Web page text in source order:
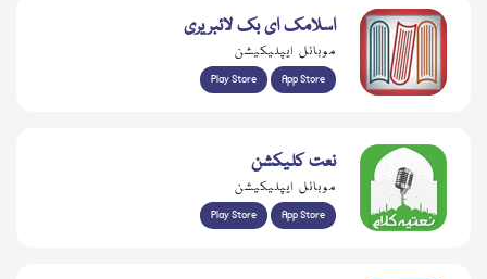
اسلامک ای بک لائبریری
موبائل ایپلیکیشن
Play Store App Store
نعت کلیکشن
موبائل ایپلیکیشن
Play Store App Store